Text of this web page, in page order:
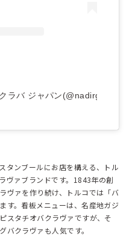
ラバ ジャパン(@nadirgullu_jp)
タンブールにお店を構える、トル
ヴァブランドです。1843年の創
ヴァを作り続け、トルコでは「バ
す。看板メニューは、名産地ガジ
スタチオバクラヴァですが、そ
バクラヴァも人気です。